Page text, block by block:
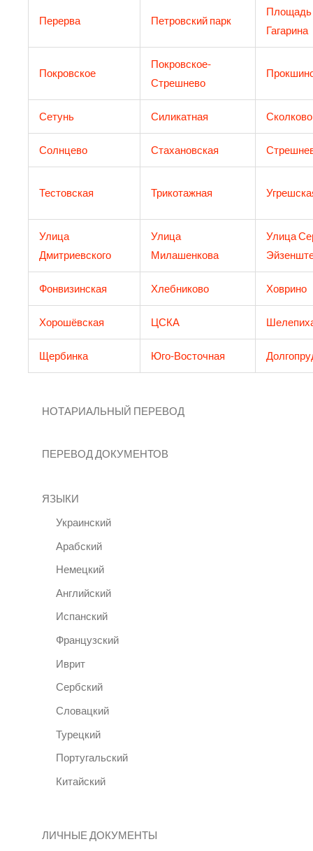
Перерва Петровский парк
Площадь
Гагарина
Покровское
Покровское-
Стрешнево
Сетунь Силикатная Сколково
Солнцево Стахановская
Тестовская Трикотажная
Улица
Дмитриевского
Улица
Милашенкова
Улица
Фонвизинская Хлебниково Ховрино
Хорошёвская ЦСКА
Щербинка Юго-Восточная
НОТАРИАЛЬНЫЙ ПЕРЕВОД
ПЕРЕВОД ДОКУМЕНТОВ
ЯЗЫКИ
Украинский
Арабский
Немецкий
Английский
Испанский
Французский
Иврит
Сербский
Словацкий
Турецкий
Португальский
Китайский
ЛИЧНЫЕ ДОКУМЕНТЫ